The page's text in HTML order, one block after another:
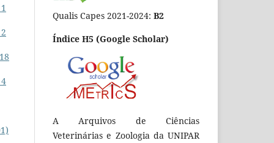
Qualis Capes 2021-2024: B2
Índice H5 (Google Scholar)
A Arquivos de Ciências
Veterinárias e Zoologia da UNIPAR